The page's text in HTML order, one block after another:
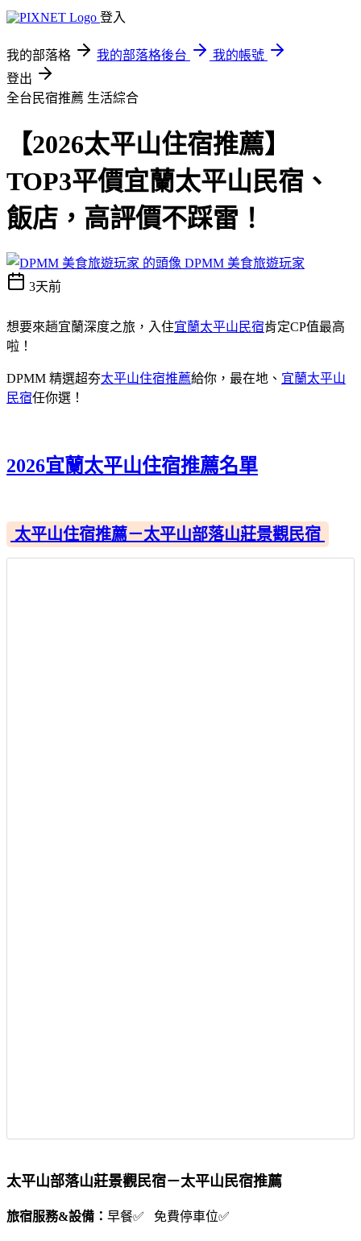
登入
我的部落格 我的部落格後台
我的帳號
登出
全台民宿推薦 生活綜合
【2026太平山住宿推薦】
TOP3平價宜蘭太平山民宿、
飯店，高評價不踩雷！
DPMM 美食旅遊玩家
3天前
想要來趟宜蘭深度之旅，入住宜蘭太平山民宿肯定CP值最高
啦！
DPMM 精選超夯太平山住宿推薦給你，最在地、 宜蘭太平山
民宿任你選！
2026宜蘭太平山住宿推薦名單
太平山住宿推薦－太平山部落山莊景觀民宿
太平山部落山莊景觀民宿－太平山民宿推薦
旅宿服務&設備： 早餐✅ 免費停車位✅